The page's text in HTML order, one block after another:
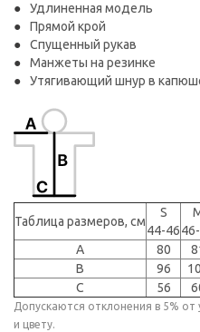
Удлиненная модель
Прямой крой
Спущенный рукав
Манжеты на резинке
Утягивающий шнур в
Таблица размеров, см
S
44-46
A
80
B
96
C
56
Допускаются отклонения в 5%
и цвету.